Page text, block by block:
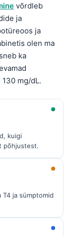
võrdleb
ja
ja
olen ma
ka
mg/dL.
kuigi
põhjustest.
ja sümptomid